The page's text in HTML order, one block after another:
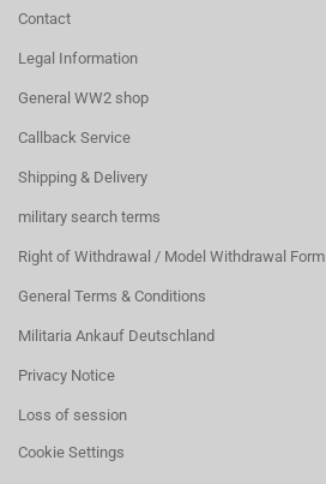
Contact
Legal Information
General WW2 shop
Callback Service
Shipping & Delivery
military search terms
Right of Withdrawal / Model Withdrawal Form
General Terms & Conditions
Militaria Ankauf Deutschland
Privacy Notice
Loss of session
Cookie Settings